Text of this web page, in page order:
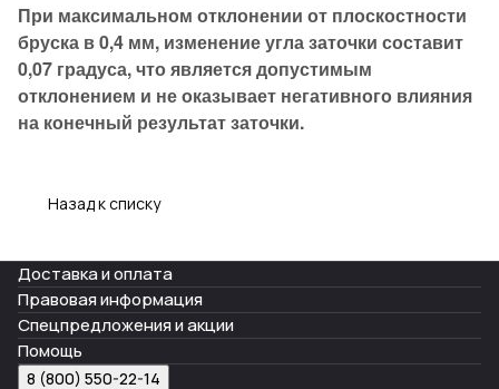
При максимальном отклонении от плоскостности
бруска в 0,4 мм, изменение угла заточки составит
0,07 градуса, что является допустимым
отклонением и не оказывает негативного влияния
на конечный результат заточки.
Назад к списку
Доставка и оплата
Правовая информация
Спецпредложения и акции
Помощь
8 (800) 550-22-14